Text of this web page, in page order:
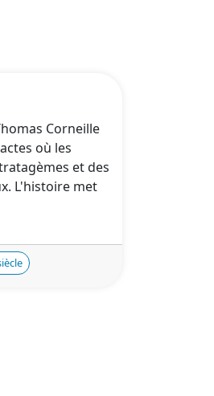
Corneille
où les
et des
L'histoire met